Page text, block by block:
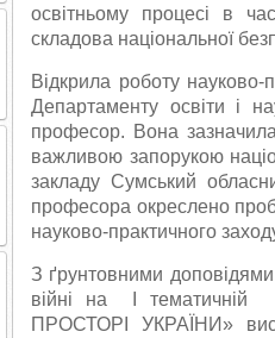
освітньому процесі в
складова національної
Відкрила роботу
Департаменту освіти і
професор. Вона
важливою запорукою
закладу Сумський
професора окреслено
науково-практичного
З ґрунтовними доповідями
війні на І
ПРОСТОРІ УКРАЇНИ»